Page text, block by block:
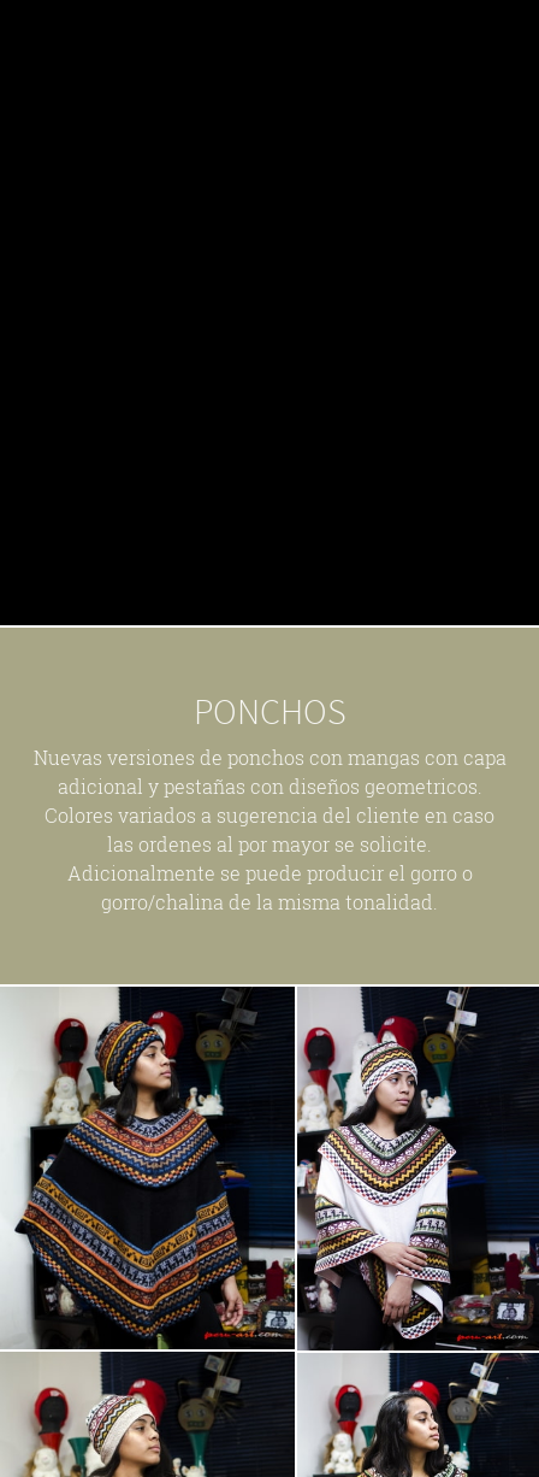
PONCHOS
Nuevas versiones de ponchos con mangas con capa
adicional y pestañas con diseños geometricos.
Colores variados a sugerencia del cliente en caso
las ordenes al por mayor se solicite.
Adicionalmente se puede producir el gorro o
gorro/chalina de la misma tonalidad.